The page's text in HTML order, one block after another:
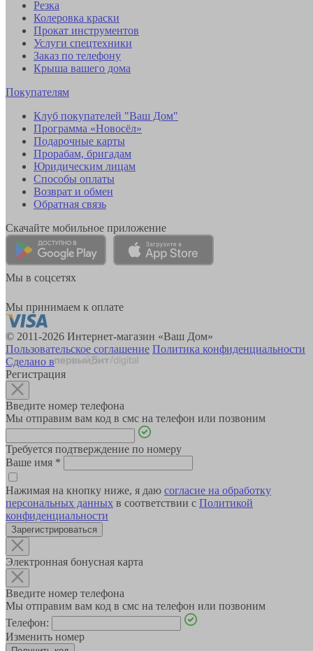
Резка
Колеровка краски
Прокат инструментов
Услуги спецтехники
Заказ по телефону
Крыша вашего дома
Покупателям
Клуб покупателей "Ваш Дом"
Программа «Новосёл»
Подарочные карты
Прорабам, бригадам
Юридическим лицам
Способы оплаты
Возврат и обмен
Обратная связь
Скачайте мобильное приложение
Мы в соцсетях
Мы принимаем к оплате
© 2011-2026 Интернет-магазин «Ваш Дом»
Пользовательское соглашение Политика конфиденциальности
Сделано в
Регистрация
Введите номер телефона
Мы отправим вам код в смс на телефон или позвоним
Требуется подтверждение по номеру
Ваше имя *
Нажимая на кнопку ниже, я даю согласие на обработку
персональных данных в соответствии с Политикой
конфиденциальности
Зарегистрироваться
Электронная бонусная карта
Введите номер телефона
Мы отправим вам код в смс на телефон или позвоним
Телефон:
Изменить номер